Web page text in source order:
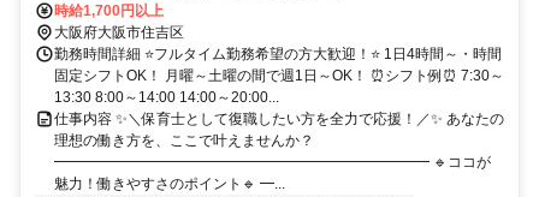
時給1,700円以上
大阪府大阪市住吉区
勤務時間詳細 ⭐フルタイム勤務希望の方大歓迎！⭐ 1日4時間～・時間
固定シフトOK！ 月曜～土曜の間で週1日～OK！ ⏰シフト例⏰ 7:30～
13:30 8:00～14:00 14:00～20:00...
仕事内容 ✨＼保育士として復職したい方を全力で応援！／✨ あなたの
理想の働き方を、ここで叶えませんか？
━━━━━━━━━━━━━━━━━━━━━━━━━━ 🔹ココが
魅力！働きやすさのポイント🔹 ━...